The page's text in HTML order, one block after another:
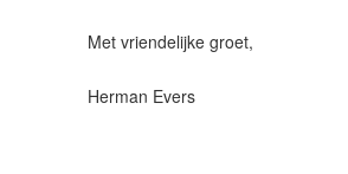
Met vriendelijke groet,
Herman Evers